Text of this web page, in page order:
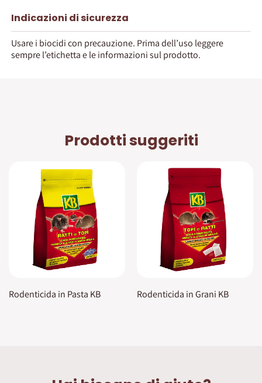
Indicazioni di sicurezza
Usare i biocidi con precauzione. Prima dell’uso leggere
sempre l’etichetta e le informazioni sul prodotto.
Prodotti suggeriti
Rodenticida in Pasta KB Rodenticida in Grani KB